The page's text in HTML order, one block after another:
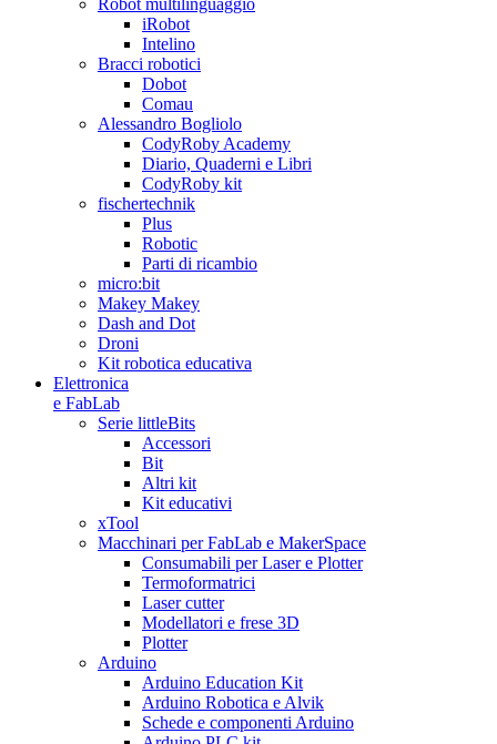
iRobot
Intelino
Bracci robotici
Dobot
Comau
Alessandro Bogliolo
CodyRoby Academy
Diario, Quaderni e Libri
CodyRoby kit
fischertechnik
Plus
Robotic
Parti di ricambio
micro:bit
Makey Makey
Dash and Dot
Droni
Kit robotica educativa
Elettronica
e FabLab
Serie littleBits
Accessori
Bit
Altri kit
Kit educativi
xTool
Macchinari per FabLab e MakerSpace
Consumabili per Laser e Plotter
Termoformatrici
Laser cutter
Modellatori e frese 3D
Plotter
Arduino
Arduino Education Kit
Arduino Robotica e Alvik
Schede e componenti Arduino